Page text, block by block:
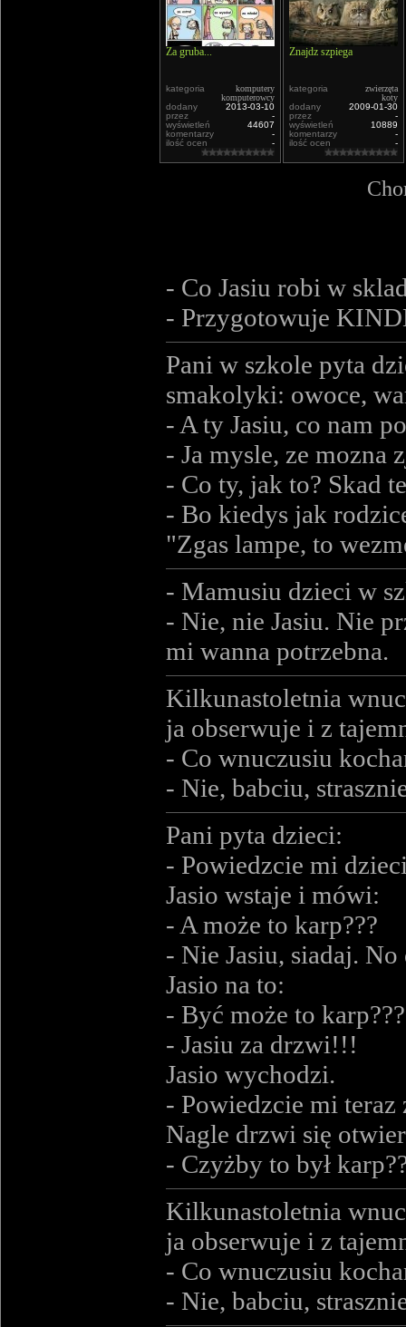
Za gruba...
kategoria
komputery
komputerowcy
dodany
2013-03-10
przez
-
wyświetleń
44607
komentarzy
-
ilość ocen
-
Znajdz szpiega
kategoria
zwierzęta
koty
dodany
2009-01-30
przez
-
wyświetleń
10889
komentarzy
-
ilość ocen
-
- Co Jasiu robi w
- Przygotowuje
Pani w szkole pyta
smakolyki: owoce,
- A ty Jasiu, co nam
- Ja mysle, ze mozna
- Co ty, jak to? Skad
- Bo kiedys jak
"Zgas lampe, to
- Mamusiu dzieci w
- Nie, nie Jasiu. Nie
mi wanna potrzebna.
Kilkunastoletnia
ja obserwuje i z
- Co wnuczusiu
- Nie, babciu,
Pani pyta dzieci:
- Powiedzcie mi
Jasio wstaje i mówi:
- A może to karp???
- Nie Jasiu, siadaj.
Jasio na to:
- Być może to karp???
- Jasiu za drzwi!!!
Jasio wychodzi.
- Powiedzcie mi teraz
Nagle drzwi się
- Czyżby to był
Kilkunastoletnia
ja obserwuje i z
- Co wnuczusiu
- Nie, babciu,